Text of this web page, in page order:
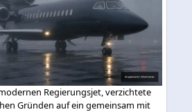
Regierungsjet, verzichtete
Gründen auf ein gemeinsam mit